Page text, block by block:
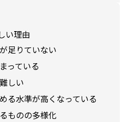
い理由
足りていない
っている
しい
る水準が高くなっている
ものの多様化